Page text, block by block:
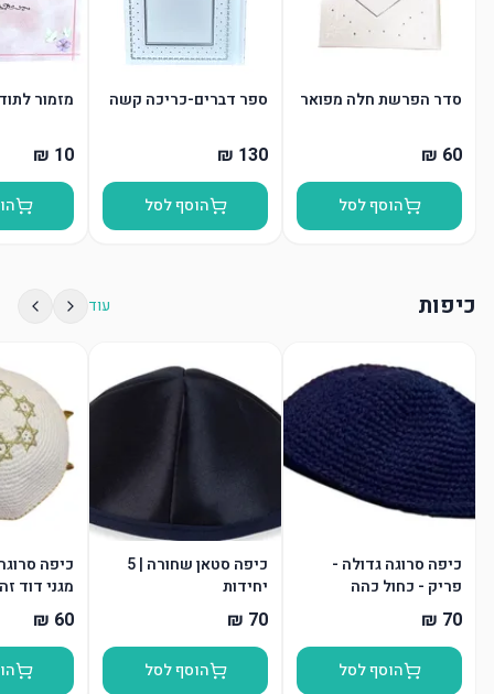
סדר הפרשת חלה מפואר
הוסף לסל
ספר דברים-כריכה קשה
הוסף לסל
מזמור
כיפות עוד
כיפה סרוגה גדולה -
פריק - כחול כהה
הוסף לסל
כיפה סטאן שחורה | 5
יחידות
הוסף לסל
מגני דוד